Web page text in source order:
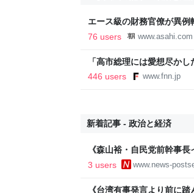
エース級の財務官僚が異
新聞
76 users www.asahi.com
「高市総理には愛想尽か
以下に…肥料代や燃料代は
446 users www.fnn.jp
新着記事 - 政治と経済
《森山裕・自民党前幹事
亡くなる直前に話し合っ
3 users www.news-
《台湾有事発言より前に